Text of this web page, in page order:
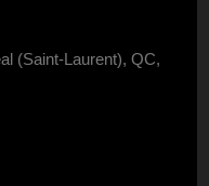
(Saint-Laurent), QC,